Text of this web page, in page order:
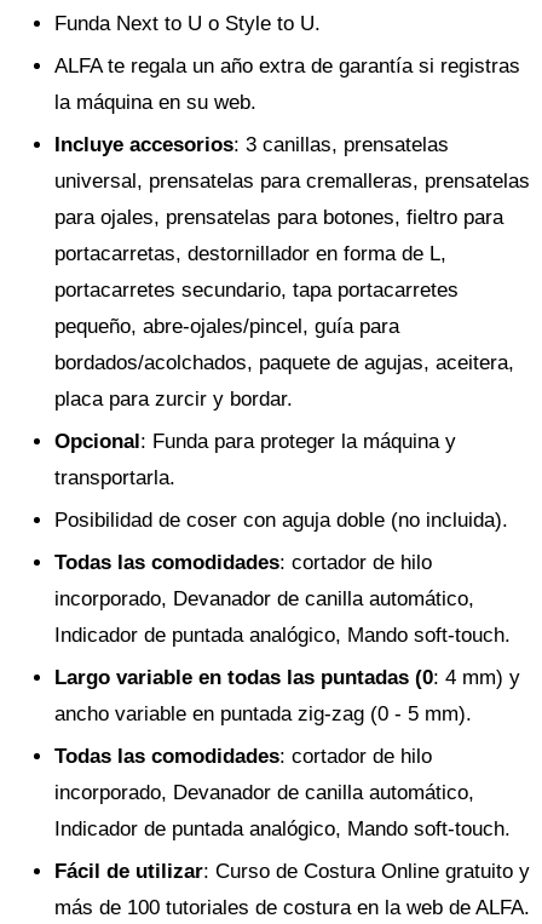
Funda Next to U o Style to U.
ALFA te regala un año extra de garantía si registras
la máquina en su web.
Incluye accesorios: 3 canillas, prensatelas
universal, prensatelas para cremalleras, prensatelas
para ojales, prensatelas para botones, fieltro para
portacarretas, destornillador en forma de L,
portacarretes secundario, tapa portacarretes
pequeño, abre-ojales/pincel, guía para
bordados/acolchados, paquete de agujas, aceitera,
placa para zurcir y bordar.
Opcional: Funda para proteger la máquina y
transportarla.
Posibilidad de coser con aguja doble (no incluida).
Todas las comodidades: cortador de hilo
incorporado, Devanador de canilla automático,
Indicador de puntada analógico, Mando soft-touch.
Largo variable en todas las puntadas (0: 4 mm) y
ancho variable en puntada zig-zag (0 - 5 mm).
Todas las comodidades: cortador de hilo
incorporado, Devanador de canilla automático,
Indicador de puntada analógico, Mando soft-touch.
Fácil de utilizar: Curso de Costura Online gratuito y
más de 100 tutoriales de costura en la web de ALFA.